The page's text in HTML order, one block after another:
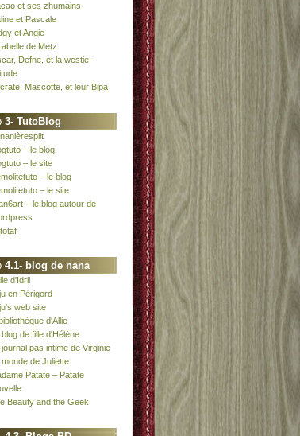
et ses zhumains
et Pascale
et Angie
de Metz
Defne, et la westie-
Mascotte, et leur Bipa
3- TutoBlog
– le blog
– le site
– le blog
– le site
– le blog autour de
4.1- blog de nana
d'Idril
en Périgord
web site
d'Allie
blog de fille d'Hélène
journal pas intime de Virginie
monde de Juliette
Patate – Patate
Beauty and the Geek